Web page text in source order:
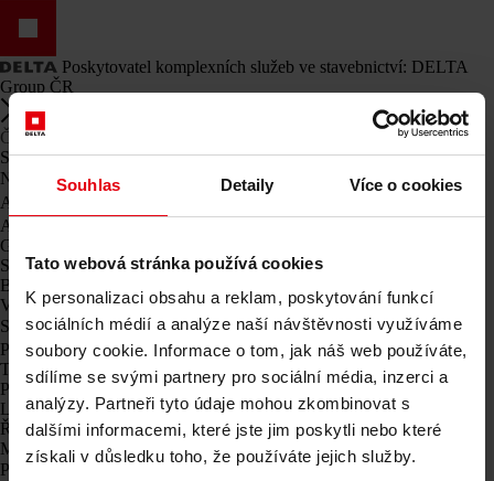
Souhlas Detaily Více o cookies
Tato webová stránka používá cookies
K personalizaci obsahu a reklam, poskytování funkcí
sociálních médií a analýze naší návštěvnosti využíváme
soubory cookie. Informace o tom, jak náš web používáte,
sdílíme se svými partnery pro sociální média, inzerci a
analýzy. Partneři tyto údaje mohou zkombinovat s
dalšími informacemi, které jste jim poskytli nebo které
získali v důsledku toho, že používáte jejich služby.
Poskytovatel komplexních služeb ve stavebnictví: DELTA
Group ČR
Menü schließen
Čeština
Slovenčina
Naše služby
Architektura
Architektura a plánování
Generální projektant
Studie proveditelnosti
Building Information Modeling (BIM)
Výběrová řízení a zadávání zakázek
Stavební management
Projektové řízení a komplexní koordinace staveb
Technický dozor investora
Podpora v procesu stavebního řízení
Logistika staveniště
Řízení spolupráce
Management výběrového řízení a zadávání zakázek
Poradenství